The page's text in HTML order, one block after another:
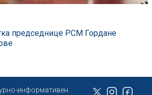
председнице РСМ Гордане
информативен